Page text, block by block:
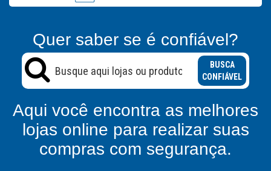
Quer saber se é confiável?
BUSCA
CONFIÁVEL
Aqui você encontra as melhores
lojas online para realizar suas
compras com segurança.